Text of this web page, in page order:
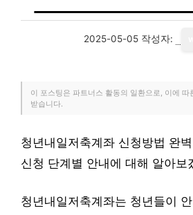
2025-05-05 작성자:
이 포스팅은 파트너스 활동의 일환으로, 이에 따
받습니다.
청년내일저축계좌 신청방법 완
신청 단계별 안내에 대해 알아보
청년내일저축계좌는 청년들이